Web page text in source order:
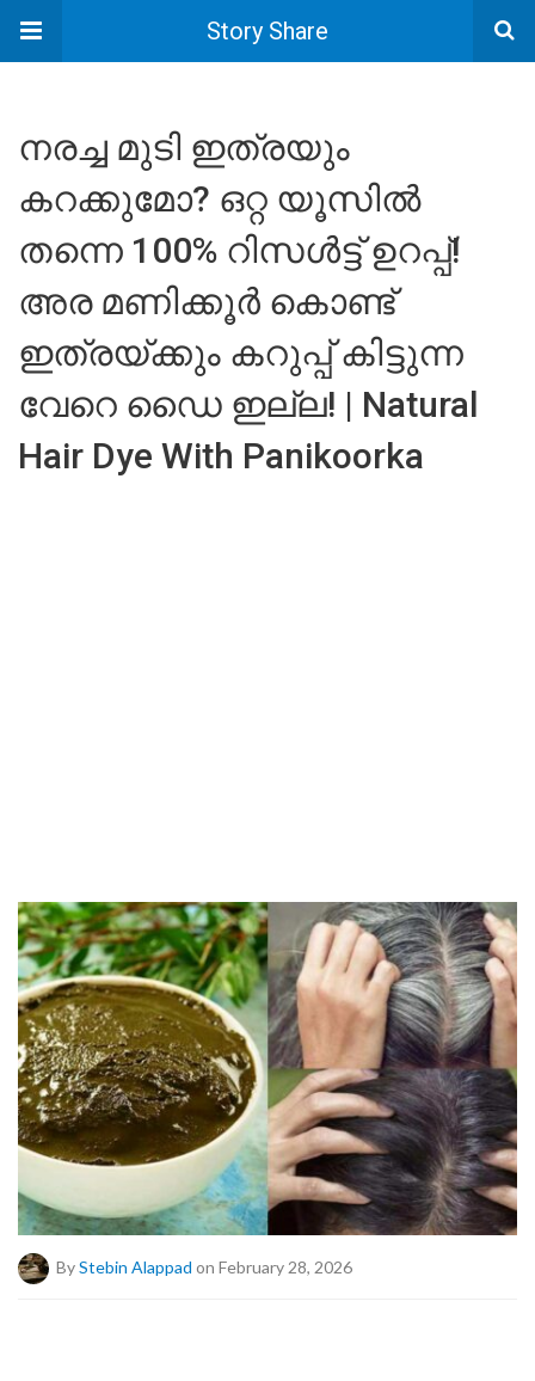
Story Share
നരച്ച മുടി ഇത്രയും
കറക്കുമോ? ഒറ്റ യൂസിൽ
തന്നെ 100% റിസൾട്ട് ഉറപ്പ്!
അര മണിക്കൂർ കൊണ്ട്
ഇത്രയ്ക്കും കറുപ്പ് കിട്ടുന്ന
വേറെ ഡൈ ഇല്ല! | Natural
Hair Dye With Panikoorka
ByStebin Alappad on February 28, 2026